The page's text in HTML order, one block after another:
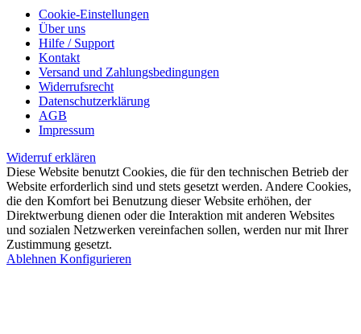
Cookie-Einstellungen
Über uns
Hilfe / Support
Kontakt
Versand und Zahlungsbedingungen
Widerrufsrecht
Datenschutzerklärung
AGB
Impressum
Widerruf erklären
Diese Website benutzt Cookies, die für den technischen Betrieb der
Website erforderlich sind und stets gesetzt werden. Andere Cookies,
die den Komfort bei Benutzung dieser Website erhöhen, der
Direktwerbung dienen oder die Interaktion mit anderen Websites
und sozialen Netzwerken vereinfachen sollen, werden nur mit Ihrer
Zustimmung gesetzt.
Ablehnen Konfigurieren